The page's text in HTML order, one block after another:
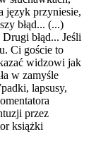
język przyniesie,
błąd... (...)
błąd... Jeśli
Ci goście to
widzowi jak
w zamyśle
lapsusy,
przez
książki